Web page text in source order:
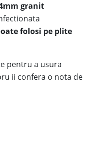
granit
folosi pe plite
pentru a usura
ii confera o nota de